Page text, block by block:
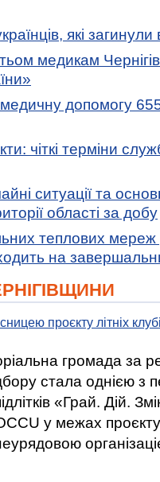
які загинули
медикам
медичну допомогу
чіткі терміни
ситуації та
області за добу
теплових мереж
на
проєкту літніх
громада за
стала однією
«Грай. Дій.
у межах